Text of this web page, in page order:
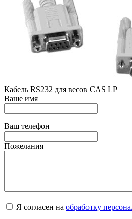
Кабель RS232 для весов CAS LP
Ваше имя
Ваш телефон
Пожелания
Я согласен на обработку